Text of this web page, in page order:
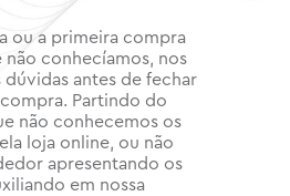
ou a primeira compra
não conhecíamos, nos
dúvidas antes de fechar
Partindo do
não conhecemos os
loja online, ou não
apresentando os
em nossa